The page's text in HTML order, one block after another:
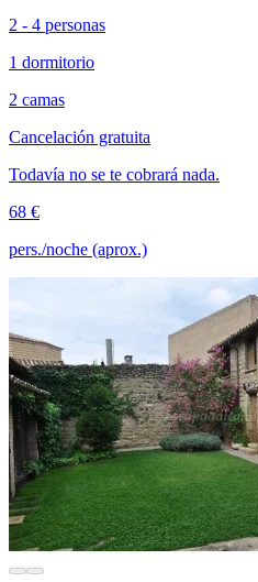
2 - 4 personas
1 dormitorio
2 camas
Cancelación gratuita
Todavía no se te cobrará nada.
68 €
pers./noche (aprox.)